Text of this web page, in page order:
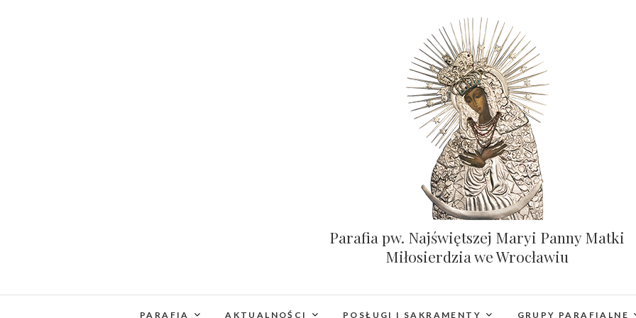
Parafia pw. Najświętszej Maryi Panny Matki
Miłosierdzia we Wrocławiu
PARAFIA AKTUALNOŚCI POSŁUGI I SAKRAMENTY GRUPY PARAFIALNE